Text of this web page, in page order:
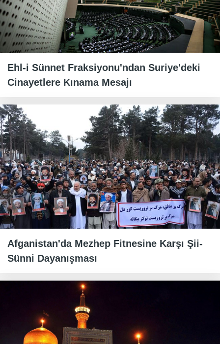
Ehl-i Sünnet Fraksiyonu'ndan Suriye'deki
Cinayetlere Kınama Mesajı
Afganistan'da Mezhep Fitnesine Karşı Şii-
Sünni Dayanışması